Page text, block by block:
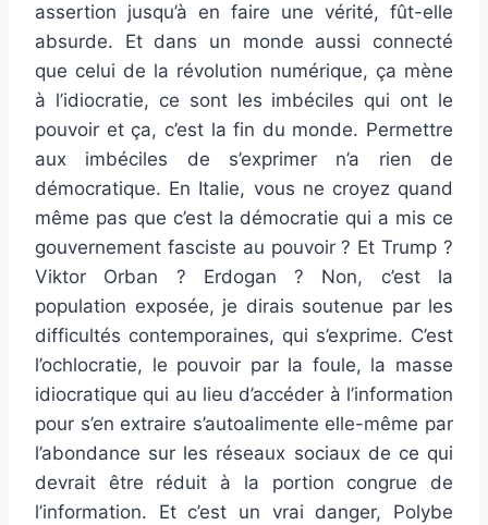
assertion jusqu’à en faire une vérité, fût-elle
absurde. Et dans un monde aussi connecté
que celui de la révolution numérique, ça mène
à l’idiocratie, ce sont les imbéciles qui ont le
pouvoir et ça, c’est la fin du monde. Permettre
aux imbéciles de s’exprimer n’a rien de
démocratique. En Italie, vous ne croyez quand
même pas que c’est la démocratie qui a mis ce
gouvernement fasciste au pouvoir ? Et Trump ?
Viktor Orban ? Erdogan ? Non, c’est la
population exposée, je dirais soutenue par les
difficultés contemporaines, qui s’exprime. C’est
l’ochlocratie, le pouvoir par la foule, la masse
idiocratique qui au lieu d’accéder à l’information
pour s’en extraire s’autoalimente elle-même par
l’abondance sur les réseaux sociaux de ce qui
devrait être réduit à la portion congrue de
l’information. Et c’est un vrai danger, Polybe